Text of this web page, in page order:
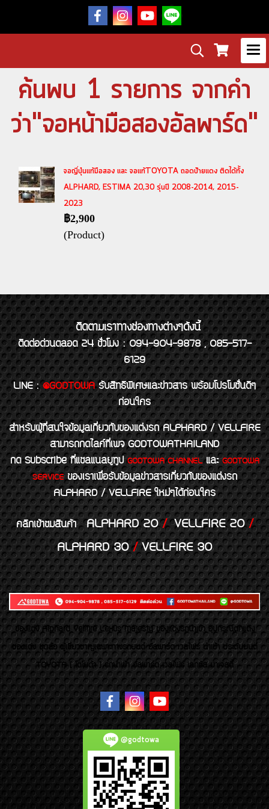
ค้นพบ 1 รายการ จากคำ
ว่า"จอหน้ามือสองอัลพาร์ด"
จอญี่ปุ่นแท้มือสอง และ จอแท้TOYOTA ถอดป้ายแดง ติดได้ทั้ง
ALPHARD, ESTIMA 20,30 รุ่นปี 2008-2014, 2015-
2023
฿2,900
(Product)
ติดตามเราทางช่องทางต่างๆดังนี้
ติดต่อด่วนตลอด 24 ชั่วโมง : 094-904-9878 , 085-517-
6129
LINE : @GODTOWA รับสิทธิพิเศษและข่าวสาร พร้อมโปรโมชั่นดีๆ
ก่อนใคร
สำหรับผู้ที่สนใจข้อมูลเกี่ยวกับของแต่งรถ ALPHARD / VELLFIRE
สามารถกดไลค์ที่เพจ GODTOWATHAILAND
กด Subscribe ที่แชลแนลยูทูปGODTOWA CHANNELและGODTOWA
SERVICEของเราเพื่อรับข้อมูลข่าวสารเกี่ยวกับของแต่งรถ
ALPHARD / VELLFIRE ใหม่ๆได้ก่อนใคร
คลิกเข้าชมสินค้า ALPHARD 20/VELLFIRE 20/
ALPHARD 30/VELLFIRE 30
ของเเต่ง Alphard Vellfire Lexus Majesty ของเเต่งรถนำเข้า อุปกรณ์ตกแต่ง
ของแต่ง ชุดล้อ ผู้เชี่ยวชาญเฉพาะทางรถยนต์ อัลพาร์ด เวลไฟร์ นำเข้า ประดับยนต์
TOYOTA ( โตโยต้า ) รถนำเข้า อัลพาร์ด เวลไฟร์ เลกซัส มาเจสตี้
@godtowa